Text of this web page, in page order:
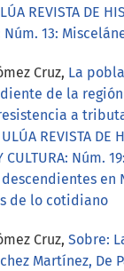
REVISTA DE
Núm. 13:
Cruz, La
de la
a
ULÚA REVISTA DE
CULTURA: Núm.
en
de lo cotidiano
Cruz, Sobre:
Martínez, De